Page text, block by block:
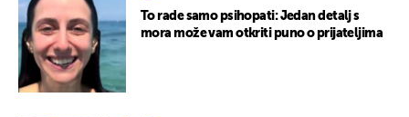
To rade samo psihopati: Jedan detalj s
mora može vam otkriti puno o prijateljima